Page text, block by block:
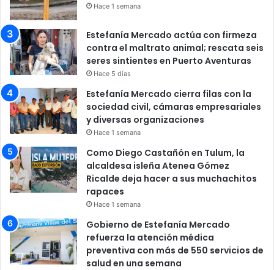
Hace 1 semana
Estefanía Mercado actúa con firmeza
contra el maltrato animal; rescata seis
seres sintientes en Puerto Aventuras
Hace 5 días
Estefanía Mercado cierra filas con la
sociedad civil, cámaras empresariales
y diversas organizaciones
Hace 1 semana
Como Diego Castañón en Tulum, la
alcaldesa isleña Atenea Gómez
Ricalde deja hacer a sus muchachitos
rapaces
Hace 1 semana
Gobierno de Estefanía Mercado
refuerza la atención médica
preventiva con más de 550 servicios de
salud en una semana